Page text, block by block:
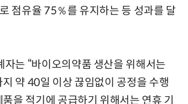
점유율 75％를 유지하는 등 성과를 달
자는 “바이오의약품 생산을 위해서는
약 40일 이상 끊임없이 공정을 수행
품을 적기에 공급하기 위해서는 연휴 기